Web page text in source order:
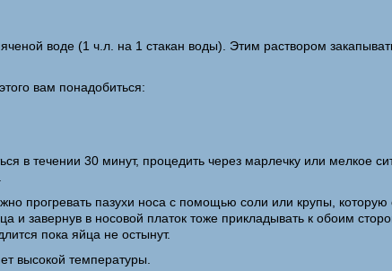
воде (1 ч.л. на 1 стакан воды). Этим раствором
вам понадобиться:
в течении 30 минут, процедить через марлечку или
прогревать пазухи носа с помощью соли или крупы, которую
и завернув в носовой платок тоже прикладывать к обоим
пока яйца не остынут.
высокой температуры.